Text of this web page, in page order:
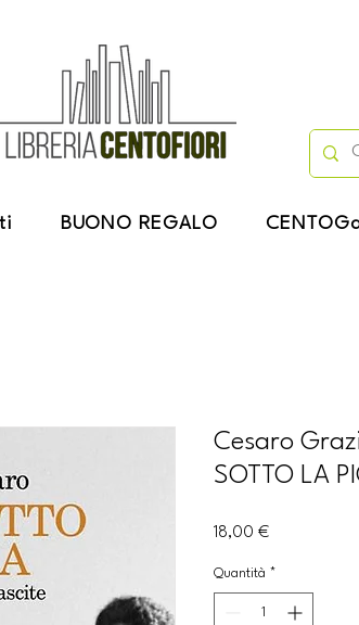
BUONO REGALO
Cesaro
SOTTO LA
18,00 €Prezzo
Quantità *